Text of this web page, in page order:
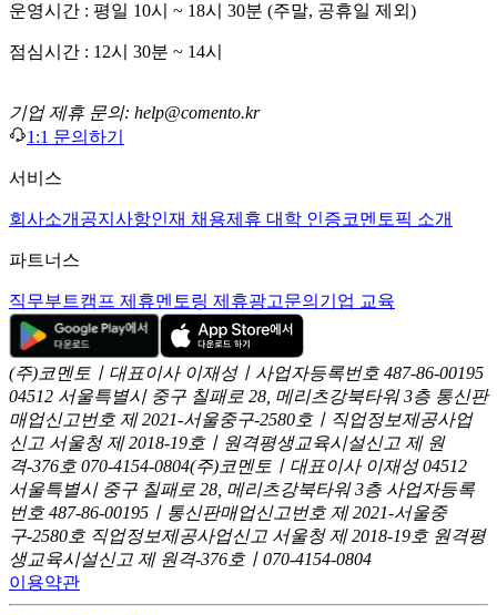
운영시간 : 평일 10시 ~ 18시 30분 (주말, 공휴일 제외)
점심시간 : 12시 30분 ~ 14시
기업 제휴 문의: help@comento.kr
1:1 문의하기
서비스
회사소개 공지사항인재 채용제휴 대학 인증코멘토픽 소개
파트너스
직무부트캠프 제휴멘토링 제휴광고문의 기업 교육
(주)코멘토ㅣ대표이사 이재성ㅣ사업자등록번호 487-86-00195
04512 서울특별시 중구 칠패로 28, 메리츠강북타워 3층 통신판
매업신고번호 제 2021-서울중구-2580호ㅣ직업정보제공사업
신고 서울청 제 2018-19호ㅣ원격평생교육시설신고 제 원
격-376호 070-4154-0804(주)코멘토ㅣ대표이사 이재성 04512
서울특별시 중구 칠패로 28, 메리츠강북타워 3층 사업자등록
번호 487-86-00195ㅣ통신판매업신고번호 제 2021-서울중
구-2580호 직업정보제공사업신고 서울청 제 2018-19호 원격평
생교육시설신고 제 원격-376호ㅣ070-4154-0804
이용약관